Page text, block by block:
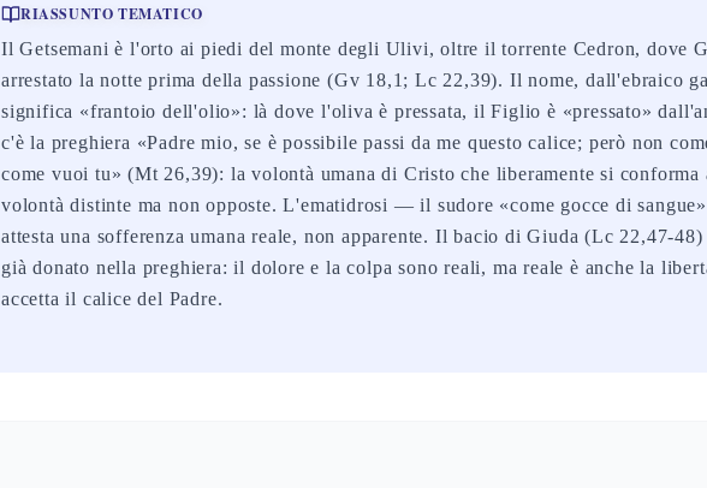
RIASSUNTO TEMATICO
Il Getsemani è l'orto ai piedi del monte degli Ulivi, oltre il torrente Cedron, dove
arrestato la notte prima della passione (Gv 18,1; Lc 22,39). Il nome, dall'ebraico
significa «frantoio dell'olio»: là dove l'oliva è pressata, il Figlio è «pressato»
c'è la preghiera «Padre mio, se è possibile passi da me questo calice; però non
come vuoi tu» (Mt 26,39): la volontà umana di Cristo che liberamente si conforma
volontà distinte ma non opposte. L'ematidrosi — il sudore «come gocce di
attesta una sofferenza umana reale, non apparente. Il bacio di Giuda (Lc 22,47-
già donato nella preghiera: il dolore e la colpa sono reali, ma reale è anche la
accetta il calice del Padre.